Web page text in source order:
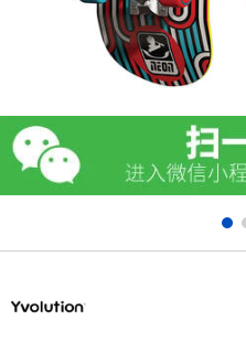
游戏及拼图系列
益智学习玩具
户外及运动产品
模仿，化妆及造型系列